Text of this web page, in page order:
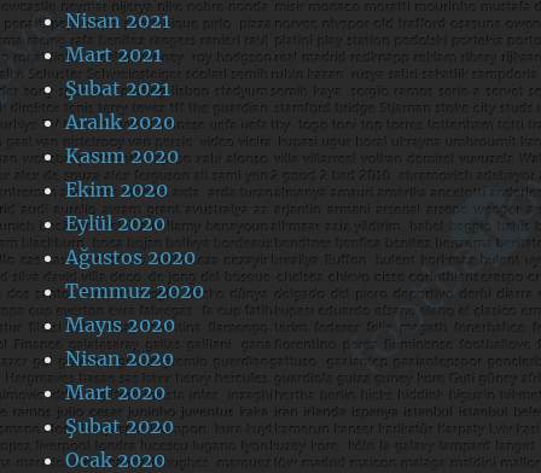
Nisan 2021
Mart 2021
Şubat 2021
Aralık 2020
Kasım 2020
Ekim 2020
Eylül 2020
Ağustos 2020
Temmuz 2020
Mayıs 2020
Nisan 2020
Mart 2020
Şubat 2020
Ocak 2020